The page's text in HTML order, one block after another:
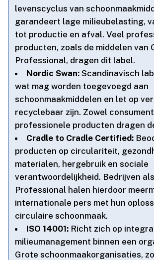
levenscyclus van
garandeert lage milieubelasting,
tot productie en afval.​ Veel
producten, zoals de middelen van
Professional, dragen dit label.​
Nordic Swan: Scandinavisch
wat mag worden toegevoegd aan
schoonmaakmiddelen en let op
recyclebaar zijn.​ Zowel
professionele producten dragen
Cradle to Cradle Certified:
producten op circulariteit,
materialen, hergebruik en sociale
verantwoordelijkheid.​ Bedrijven
Professional halen hierdoor
internationale pers met hun
circulaire schoonmaak.​
ISO 14001: Richt zich op
milieumanagement binnen een
Grote schoonmaakorganisaties,